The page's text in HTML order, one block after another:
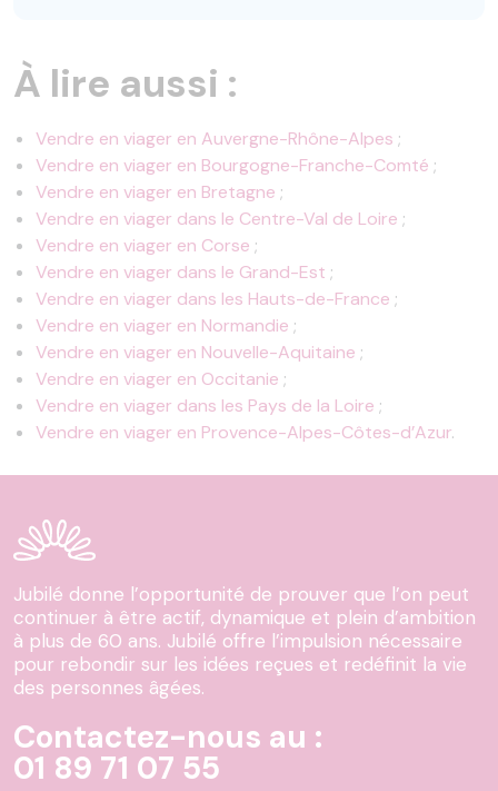
À lire aussi :
Vendre en viager en Auvergne-Rhône-Alpes ;
Vendre en viager en Bourgogne-Franche-Comté ;
Vendre en viager en Bretagne ;
Vendre en viager dans le Centre-Val de Loire ;
Vendre en viager en Corse ;
Vendre en viager dans le Grand-Est ;
Vendre en viager dans les Hauts-de-France ;
Vendre en viager en Normandie ;
Vendre en viager en Nouvelle-Aquitaine ;
Vendre en viager en Occitanie ;
Vendre en viager dans les Pays de la Loire ;
Vendre en viager en Provence-Alpes-Côtes-d’Azur.
Jubilé donne l’opportunité de prouver que l’on peut
continuer à être actif, dynamique et plein d’ambition
à plus de 60 ans. Jubilé offre l’impulsion nécessaire
pour rebondir sur les idées reçues et redéfinit la vie
des personnes âgées.
Contactez-nous au :
01 89 71 07 55